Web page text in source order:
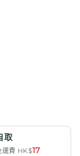
取
運費 HK$17